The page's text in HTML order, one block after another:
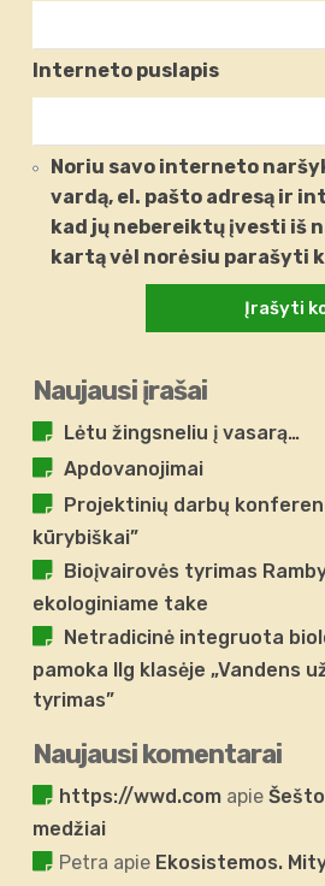
Interneto puslapis
Noriu savo interneto
vardą, el. pašto adresą ir
kad jų nebereiktų įvesti iš
kartą vėl norėsiu parašyti
Naujausi įrašai
Lėtu žingsneliu į vasarą…
Apdovanojimai
Projektinių darbų
kūrybiškai”
Bioįvairovės tyrimas
ekologiniame take
Netradicinė integruota
pamoka IIg klasėje „Vandens
tyrimas”
Naujausi komentarai
https://wwd.com apie
medžiai
Petra apie Ekosistemos.